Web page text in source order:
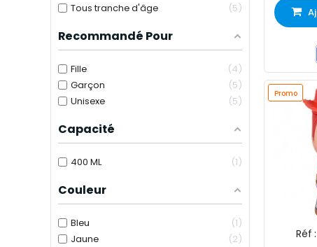
Tous tranche d'âge
5
Recommandé Pour
Fille
4
Garçon
5
Unisexe
5
Capacité
400 ML 1
Couleur
Bleu
1
Jaune
2
Promo
Réf :